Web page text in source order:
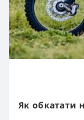
Як обкатати